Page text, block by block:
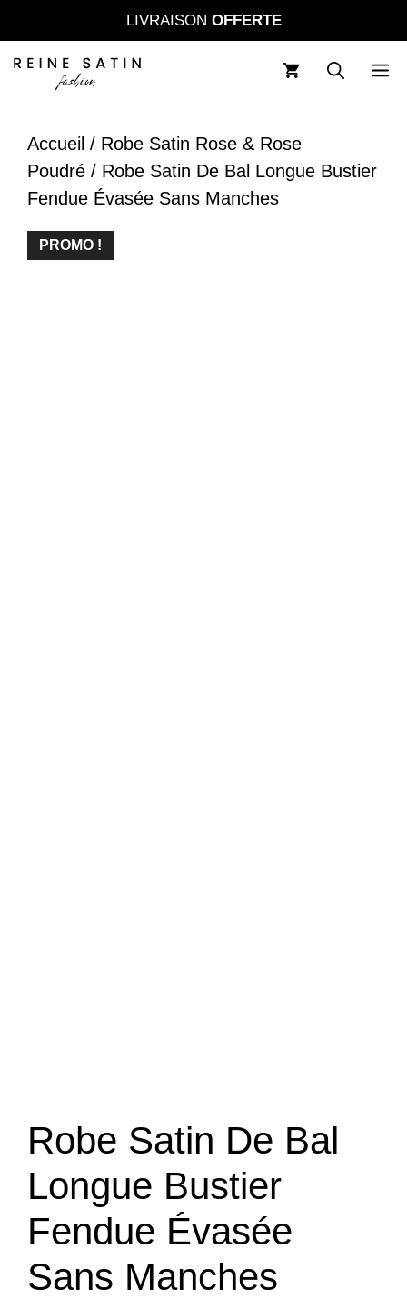
au
contenu
LIVRAISON OFFERTE
Accueil / Robe Satin Rose & Rose
Poudré / Robe Satin De Bal Longue Bustier
Fendue Évasée Sans Manches
PROMO !
Robe Satin De Bal
Longue Bustier
Fendue Évasée
Sans Manches